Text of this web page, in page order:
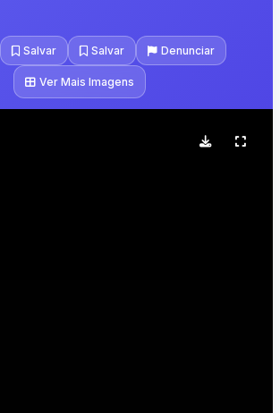
Salvar Salvar Denunciar
Ver Mais Imagens